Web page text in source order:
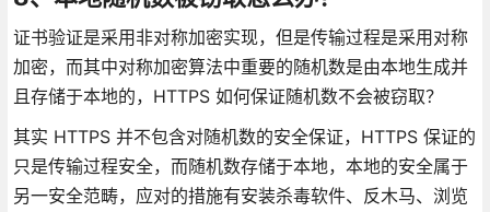
证书验证是采用非对称加密实现，但是传输过程是采用对称
加密，而其中对称加密算法中重要的随机数是由本地生成并
且存储于本地的，HTTPS 如何保证随机数不会被窃取？
其实 HTTPS 并不包含对随机数的安全保证，HTTPS 保证的
只是传输过程安全，而随机数存储于本地，本地的安全属于
另一安全范畴，应对的措施有安装杀毒软件、反木马、浏览